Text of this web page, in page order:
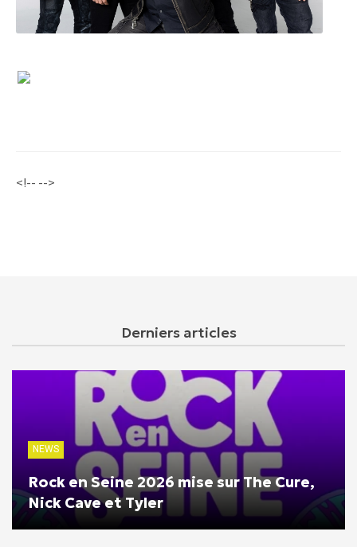
<!-- -->
Derniers articles
NEWS
Rock en Seine 2026 mise sur The Cure,
Nick Cave et Tyler